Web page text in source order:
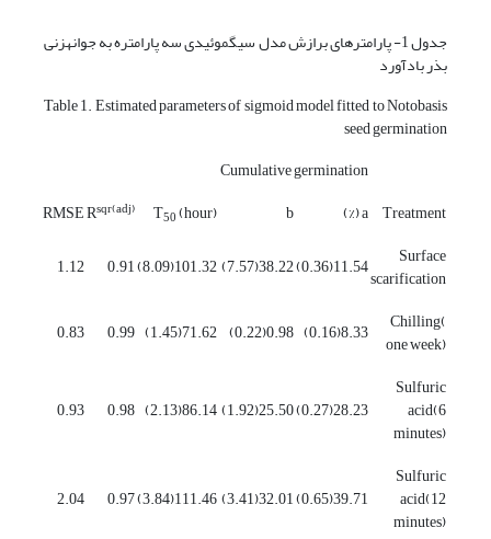
جدول 1- پارامترهای برازش مدل سیگموئیدی سه­ پارامتره به جوانه­زنی
بذر بادآورد
Table 1. Estimated parameters of sigmoid model fitted to Notobasis
seed germination
Cumulative germination
Treatment
a (%)
b
T50(hour)
Rsqr(adj)
RMSE
Surface
scarification
11.54(0.36)
38.22(7.57)
101.32(8.09)
0.91
1.12
Chilling(
one week)
8.33(0.16)
0.98(0.22)
71.62(1.45)
0.99
0.83
Sulfuric
acid(6
minutes)
28.23(0.27)
25.50(1.92)
86.14(2.13)
0.98
0.93
Sulfuric
acid(12
minutes)
39.71(0.65)
32.01(3.41)
111.46(3.84)
0.97
2.04